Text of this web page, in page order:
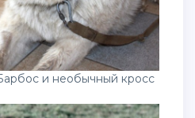
и необычный кросс